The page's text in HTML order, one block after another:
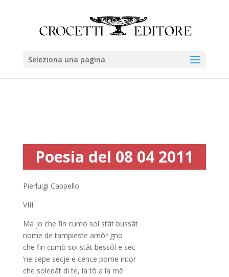
Seleziona una pagina
Poesia del 08 04 2011
Pierluigi Cappello
VIII
Ma jo che fin cumò soi stât bussât
nome de tampieste amôr gno
che fin cumò soi stât bessôl e sec
’ne sepe secje e cence pome intor
che soledât di te, la tô a la mê